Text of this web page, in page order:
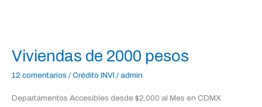
Viviendas de 2000 pesos
12 comentarios / Crédito INVI / admin
Departamentos Accesibles desde $2,000 al Mes en CDMX
2000